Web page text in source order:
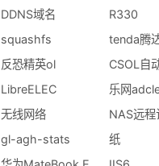
DDNS域名
R330
squashfs
反恐精英ol
CSOL自
LibreELEC
乐网
无线网络
NAS远程
gl-agh-stats
纸